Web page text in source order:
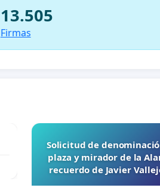
13.505
Firmas
Solicitud de
plaza y mirador de la
recuerdo de Javier